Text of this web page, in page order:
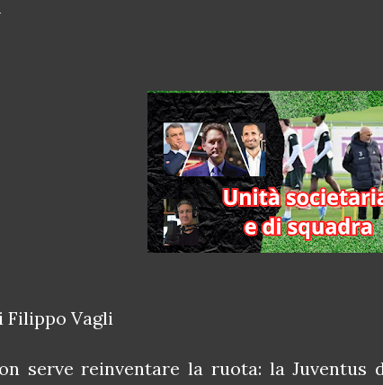
Filippo Vagli
serve reinventare la ruota: la Juventus